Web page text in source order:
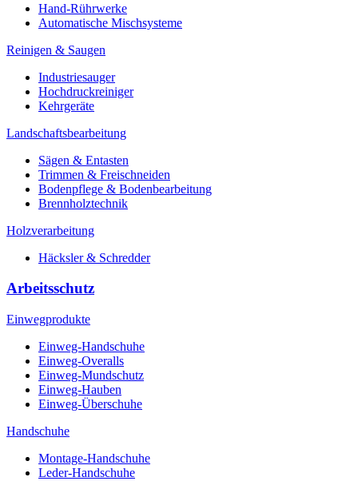
Hand-Rührwerke
Automatische Mischsysteme
Reinigen & Saugen
Industriesauger
Hochdruckreiniger
Kehrgeräte
Landschaftsbearbeitung
Sägen & Entasten
Trimmen & Freischneiden
Bodenpflege & Bodenbearbeitung
Brennholztechnik
Holzverarbeitung
Häcksler & Schredder
Arbeitsschutz
Einwegprodukte
Einweg-Handschuhe
Einweg-Overalls
Einweg-Mundschutz
Einweg-Hauben
Einweg-Überschuhe
Handschuhe
Montage-Handschuhe
Leder-Handschuhe